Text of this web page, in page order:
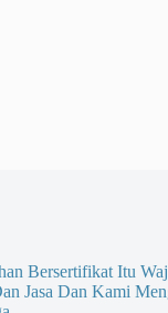
Bersertifikat Itu
Jasa Dan Kami